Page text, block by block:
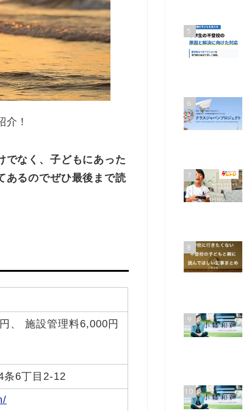
！
でなく、子どもにあった
あるのでぜひ最後まで読
、 施設管理料6,000円
条6丁目2-12
5
6
7
8
9
10